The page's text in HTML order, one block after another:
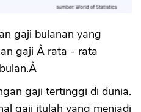
gaji Â rata - rata
gaji tertinggi di dunia.
gaji itulah yang menjadi